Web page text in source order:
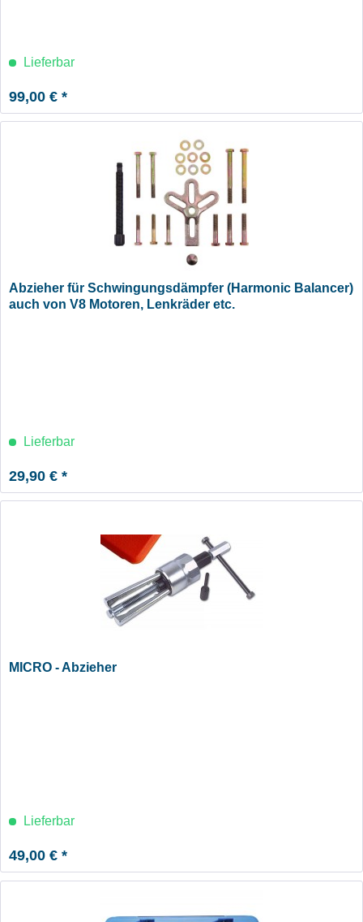
Lieferbar
99,00 € *
Abzieher für Schwingungsdämpfer (Harmonic Balancer)
auch von V8 Motoren, Lenkräder etc.
Lieferbar
29,90 € *
MICRO - Abzieher
Lieferbar
49,00 € *